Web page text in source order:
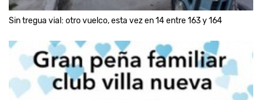
Sin tregua vial: otro vuelco, esta vez en 14 entre 163 y 164